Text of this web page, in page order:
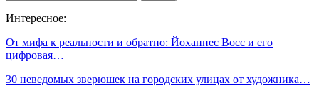
Интересное:
От мифа к реальности и обратно: Йоханнес Восс и его
цифровая…
30 неведомых зверюшек на городских улицах от художника…